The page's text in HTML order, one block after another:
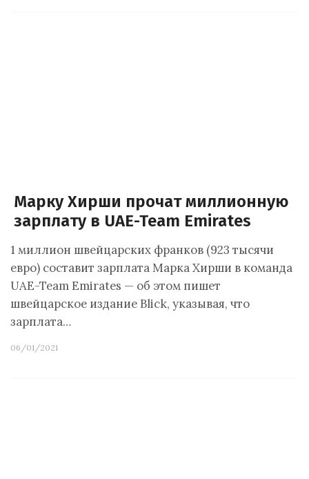
Марку Хирши прочат миллионную
зарплату в UAE-Team Emirates
1 миллион швейцарских франков (923 тысячи
евро) составит зарплата Марка Хирши в команда
UAE-Team Emirates — об этом пишет
швейцарское издание Blick, указывая, что
зарплата…
06/01/2021